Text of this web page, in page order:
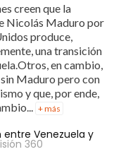
creen que la
Nicolás Maduro por
produce,
una transición
en cambio,
Maduro pero con
y que, por ende,
+ más
Venezuela y
360